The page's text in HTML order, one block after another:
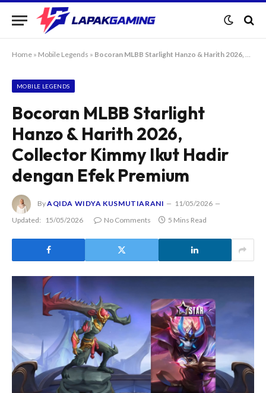
Home » Mobile Legends » Bocoran MLBB Starlight Hanzo & Harith 2026, Collector Kimmy Ikut Hadir dengan Efek Premium
MOBILE LEGENDS
Bocoran MLBB Starlight
Hanzo & Harith 2026,
Collector Kimmy Ikut Hadir
dengan Efek Premium
ByAQIDA WIDYA KUSMUTIARANI
11/05/2026
Updated:
15/05/2026 No Comments 5 Mins Read